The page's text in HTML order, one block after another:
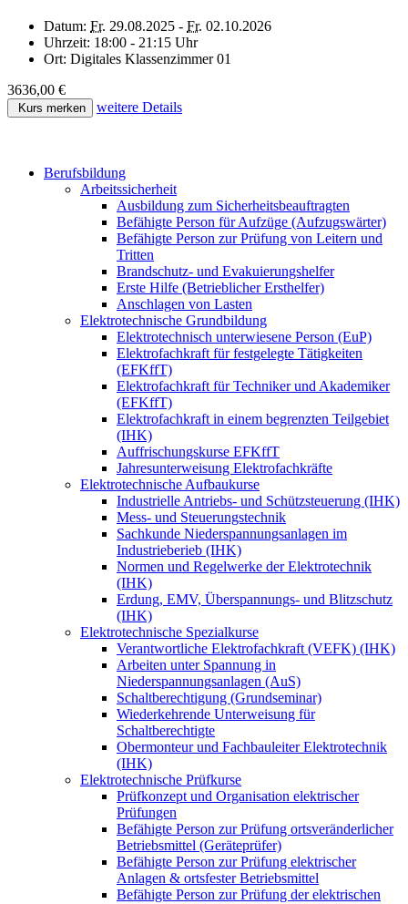
Datum: Fr. 29.08.2025 - Fr. 02.10.2026
Uhrzeit: 18:00 - 21:15 Uhr
Ort: Digitales Klassenzimmer 01
3636,00 €
Kurs merken weitere Details
Berufsbildung
Arbeitssicherheit
Ausbildung zum Sicherheitsbeauftragten
Befähigte Person für Aufzüge (Aufzugswärter)
Befähigte Person zur Prüfung von Leitern und
Tritten
Brandschutz- und Evakuierungshelfer
Erste Hilfe (Betrieblicher Ersthelfer)
Anschlagen von Lasten
Elektrotechnische Grundbildung
Elektrotechnisch unterwiesene Person (EuP)
Elektrofachkraft für festgelegte Tätigkeiten
(EFKffT)
Elektrofachkraft für Techniker und Akademiker
(EFKffT)
Elektrofachkraft in einem begrenzten Teilgebiet
(IHK)
Auffrischungskurse EFKffT
Jahresunterweisung Elektrofachkräfte
Elektrotechnische Aufbaukurse
Industrielle Antriebs- und Schützsteuerung (IHK)
Mess- und Steuerungstechnik
Sachkunde Niederspannungsanlagen im
Industrieberieb (IHK)
Normen und Regelwerke der Elektrotechnik
(IHK)
Erdung, EMV, Überspannungs- und Blitzschutz
(IHK)
Elektrotechnische Spezialkurse
Verantwortliche Elektrofachkraft (VEFK) (IHK)
Arbeiten unter Spannung in
Niederspannungsanlagen (AuS)
Schaltberechtigung (Grundseminar)
Wiederkehrende Unterweisung für
Schaltberechtigte
Obermonteur und Fachbauleiter Elektrotechnik
(IHK)
Elektrotechnische Prüfkurse
Prüfkonzept und Organisation elektrischer
Prüfungen
Befähigte Person zur Prüfung ortsveränderlicher
Betriebsmittel (Geräteprüfer)
Befähigte Person zur Prüfung elektrischer
Anlagen & ortsfester Betriebsmittel
Befähigte Person zur Prüfung der elektrischen